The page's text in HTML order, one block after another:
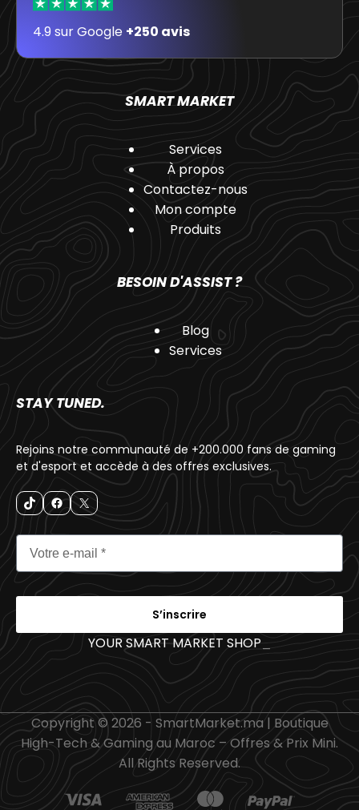
4.9 sur Google +250 avis
SMART MARKET
Services
À propos
Contactez-nous
Mon compte
Produits
BESOIN D'ASSIST ?
Blog
Services
STAY TUNED.
Rejoins notre communauté de +200.000 fans de gaming
et d'esport et accède à des offres exclusives.
S’inscrire
YOUR SMART MARKET SHOP _
Copyright © 2026 - SmartMarket.ma | Boutique
High-Tech & Gaming au Maroc – Offres & Prix Mini.
All Rights Reserved.